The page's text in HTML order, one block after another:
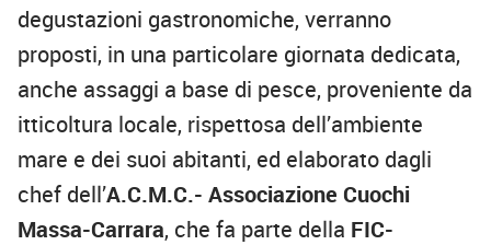
degustazioni gastronomiche, verranno
proposti, in una particolare giornata dedicata,
anche assaggi a base di pesce, proveniente da
itticoltura locale, rispettosa dell’ambiente
mare e dei suoi abitanti, ed elaborato dagli
chef dell’A.C.M.C.- Associazione Cuochi
Massa-Carrara, che fa parte della FIC-